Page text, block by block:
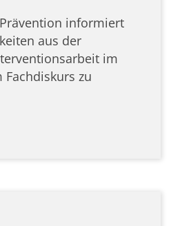
informiert
aus der
im
zu